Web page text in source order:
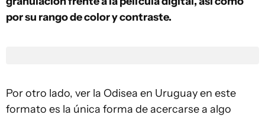
por su rango de color y contraste.
Por otro lado, ver la Odisea en Uruguay en este
formato es la única forma de acercarse a algo